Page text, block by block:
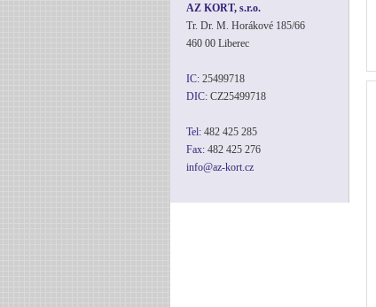
AZ KORT, s.r.o.
Tr. Dr. M. Horákové 185/66
460 00 Liberec
IC: 25499718
DIC: CZ25499718
Tel: 482 425 285
Fax: 482 425 276
info@az-kort.cz